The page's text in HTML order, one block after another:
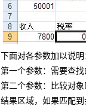
下面对各参数加以说明
第一个参数：需要查
第二个参数：比较对
结果区域，如果匹配